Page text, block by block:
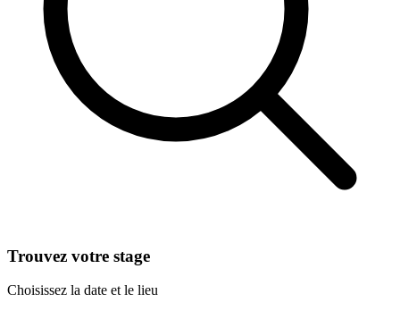
Trouvez votre stage
Choisissez la date et le lieu